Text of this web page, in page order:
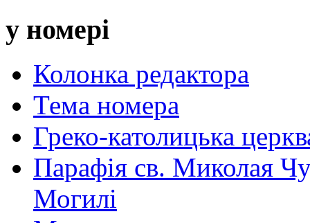
у номері
Колонка редактора
Тема номера
Греко-католицька
Парафія св. Миколая
Могилі